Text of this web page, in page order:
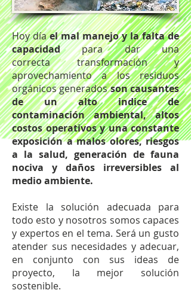
Hoy díael mal manejo y la falta de
capacidadpara dar una
correcta transformación y
aprovechamiento a los residuos
orgánicos generadosson causantes
de un alto indice de
contaminación ambiental, altos
costos operativos y una constante
exposición a malos olores, riesgos
a la salud, generación de fauna
nociva y daños irreversibles al
medio ambiente.
Existe la solución adecuada para
todo esto y nosotros somos capaces
y expertos en el tema. Será un gusto
atender sus necesidades y adecuar,
en conjunto con sus ideas de
proyecto, la mejor solución
sostenible.